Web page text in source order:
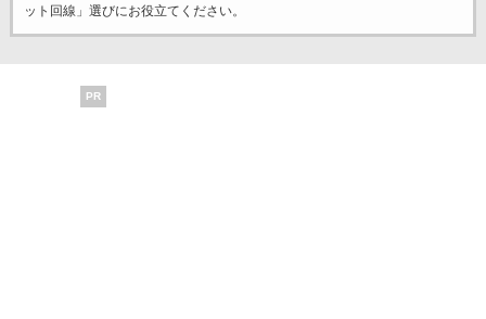
ット回線」選びにお役立てください。
PR